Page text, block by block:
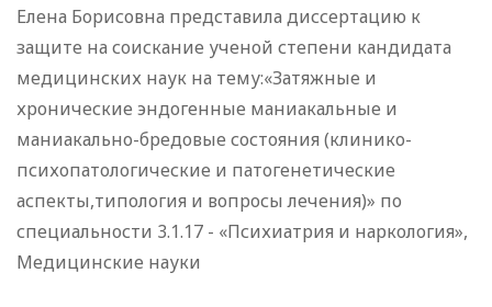
Елена Борисовна представила диссертацию к
защите на соискание ученой степени кандидата
медицинских наук на тему:«Затяжные и
хронические эндогенные маниакальные и
маниакально-бредовые состояния (клинико-
психопатологические и патогенетические
аспекты,типология и вопросы лечения)» по
специальности 3.1.17 - «Психиатрия и наркология»,
Медицинские науки